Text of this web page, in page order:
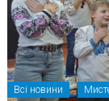
Всі новини